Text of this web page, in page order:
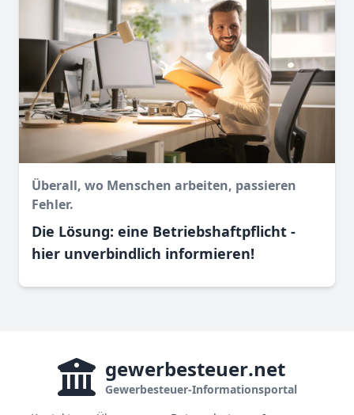
Überall, wo Menschen arbeiten, passieren
Fehler.
Die Lösung: eine Betriebshaftpflicht -
hier unverbindlich informieren!
gewerbesteuer.net
Gewerbesteuer-Informationsportal